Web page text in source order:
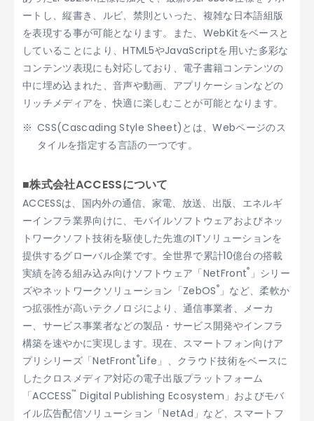
ートし、縦書き、ルビ、禁則といった、複雑な日本語組版
を表現する事が可能となります。また、WebKitをベースと
していることにより、HTML5やJavaScriptを用いた多彩な
コンテンツ表現にも対応しており、電子書籍コンテンツの
中に埋め込まれた、音声や動画、アプリケーションなどの
リッチメディアを、快適に楽しむことが可能となります。
CSS(Cascading Style Sheet)とは、Webページのス
タイルを指定する言語の一つです。
■株式会社ACCESSについて
ACCESSは、国内外の通信、家電、放送、出版、エネルギ
ーインフラ業界向けに、モバイルソフトウェアおよびネッ
トワークソフト技術を駆使した先進のITソリューションを
提供するグローバル企業です。全世界で累計10億台の搭載
実績を誇る組み込み向けソフトウェア「NetFront® 」シリー
ズやネットワークソリューション「ZebOS®」など、柔軟か
つ拡張性が高いテクノロジにより、通信事業者、メーカ
ー、サービス事業者などの製品・サービス開発やインフラ
構築を速やかに実現します。現在、スマートフォン向けア
プリシリーズ「NetFront®Life」、クラウド技術をベースに
したクロスメディア対応の電子出版プラットフォーム
「ACCESS™ Digital Publishing Ecosystem」およびモバ
イル広告配信ソリューション「NetAd」など、スマートフ